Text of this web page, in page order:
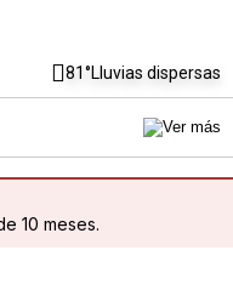
81°Lluvias dispersas
10 meses.